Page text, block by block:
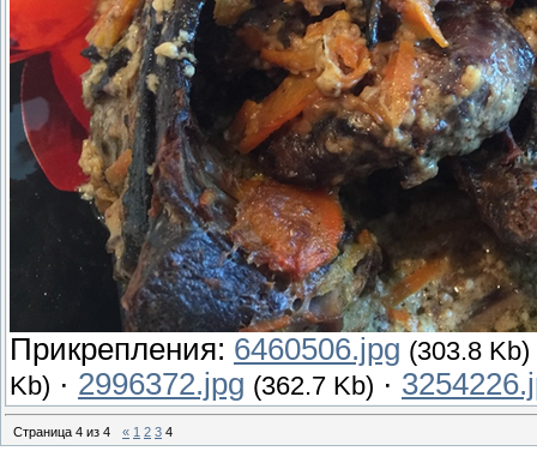
Прикрепления: 6460506.jpg (303.8 Kb)
Kb) · 2996372.jpg (362.7 Kb) ·
Страница 4 из 4 « 1 2 3 4